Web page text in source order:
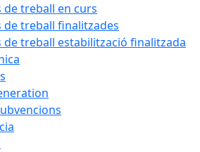
de treball en curs
de treball finalitzades
de treball estabilització finalitzada